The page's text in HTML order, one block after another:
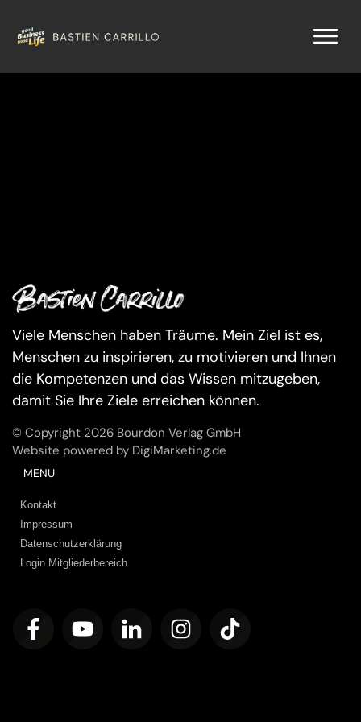
Viele Menschen haben Träume. Mein Ziel ist es,
Menschen zu inspirieren, zu motivieren und Ihnen
die Kompetenzen und das Wissen mitzugeben,
damit Sie Ihre Ziele erreichen können.
© Copyright 2026 Bourdon Verlag GmbH
Website powered by DigiMarketing.de
MENU
Kontakt
Impressum
Datenschutzerklärung
Login Mitgliederbereich